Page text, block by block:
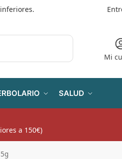
Mi
SALUD
a 150€)